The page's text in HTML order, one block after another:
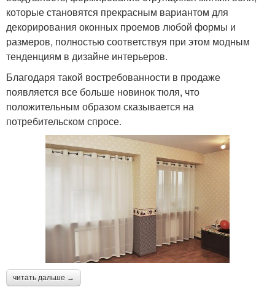
которые становятся прекрасным вариантом для
декорирования оконных проемов любой формы и
размеров, полностью соответствуя при этом модным
тенденциям в дизайне интерьеров.
Благодаря такой востребованности в продаже
появляется все больше новинок тюля, что
положительным образом сказывается на
потребительском спросе.
читать дальше →